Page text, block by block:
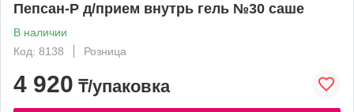
Пепсан-Р д/прием внутрь гель №30 саше
В наличии
Код: 8138
Розница
4 920 ₸/упаковка